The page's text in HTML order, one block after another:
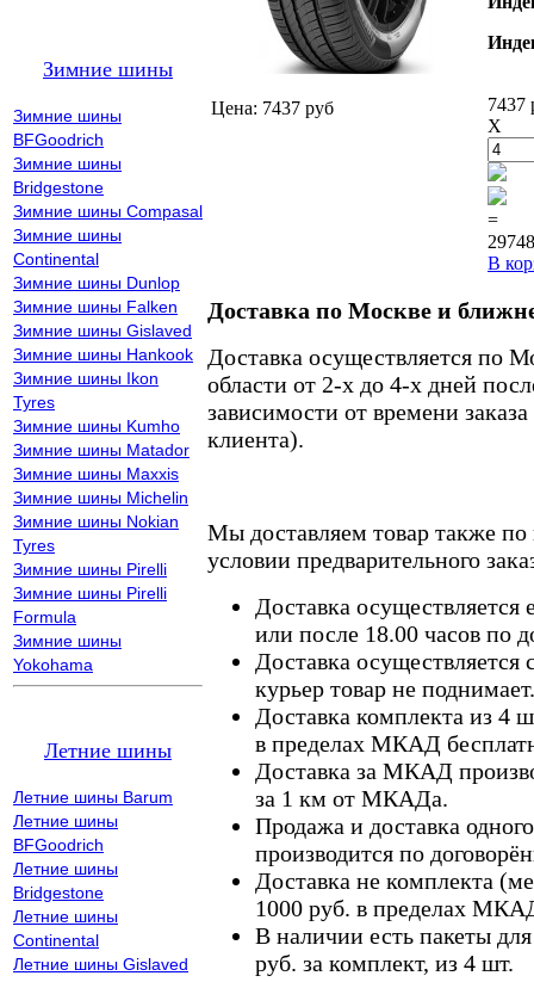
Зимние шины
Зимние шины
BFGoodrich
Зимние шины
Bridgestone
Зимние шины Compasal
Зимние шины
Continental
Зимние шины Dunlop
Зимние шины Falken
Зимние шины Gislaved
Зимние шины Hankook
Зимние шины Ikon
Tyres
Зимние шины Kumho
Зимние шины Matador
Зимние шины Maxxis
Зимние шины Michelin
Зимние шины Nokian
Tyres
Зимние шины Pirelli
Зимние шины Pirelli
Formula
Зимние шины
Yokohama
Летние шины
Летние шины Barum
Летние шины
BFGoodrich
Летние шины
Bridgestone
Летние шины
Continental
Летние шины Gislaved
Цена: 7437 руб
7437
X
=
В
Доставка по Москве и
Доставка осуществляется по
области от 2-х до 4-х дней
зависимости от времени
клиента).
Мы доставляем товар также
условии предварительного
Доставка осуществляется
или после 18.00 часов по
Доставка осуществляется
курьер товар не поднимает.
Доставка комплекта из 4
в пределах МКАД
Доставка за МКАД
за 1 км от МКАДа.
Продажа и доставка
производится по
Доставка не комплекта
1000 руб. в пределах
В наличии есть пакеты
руб. за комплект, из 4 шт.